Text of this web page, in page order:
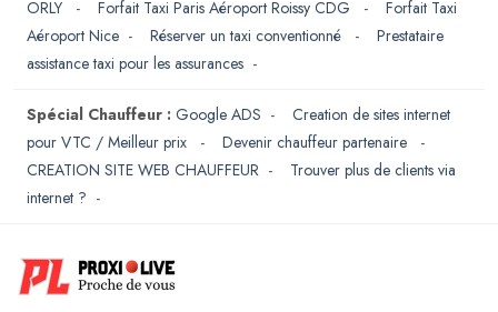
ORLY
- Forfait Taxi Paris Aéroport Roissy CDG - Forfait Taxi
Aéroport Nice - Réserver un taxi conventionné - Prestataire
assistance taxi pour les assurances -
Spécial Chauffeur : Google ADS - Creation de sites internet
pour VTC / Meilleur prix
- Devenir chauffeur partenaire
-
CREATION SITE WEB CHAUFFEUR - Trouver plus de clients via
internet ? -